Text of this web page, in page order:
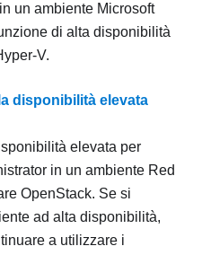
in un ambiente Microsoft
di alta disponibilità
V.
disponibilità elevata
elevata per
in un ambiente Red
OpenStack. Se si
ad alta disponibilità,
a utilizzare i